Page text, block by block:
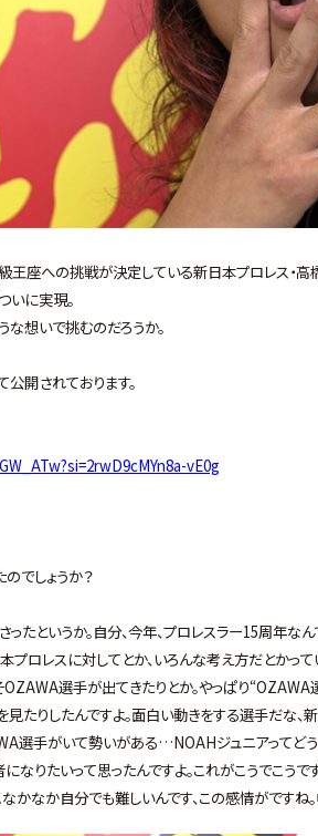
座への挑戦が決定している新日本プロレス・高
いに実現。
想いで挑むのだろうか。
開されております。
vE0g
でしょうか？
たというか。自分、今年、プロレスラー15周年な
プロレスに対してとか、いろんな考え方だとかっ
選手が出てきたりとか。やっぱり
見たりしたんですよ。面白い動きをする選手だな
選手がいて勢いがある…NOAHジュニアってど
りたいって思ったんですよ。これがこうでこう
かなか自分でも難しいんです、この感情がですね。